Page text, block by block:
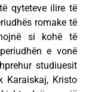
qyteteve ilire të
romake të
si kohë të
e vonë
studiuesit
Karaiskaj, Kristo